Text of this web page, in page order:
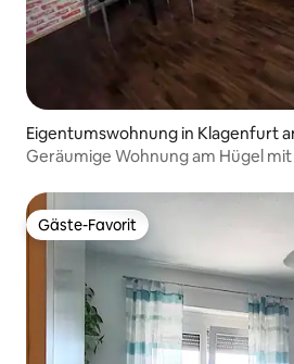
Eigentumswohnung in Klagenfurt
ee
Geräumige Wohnung am Hügel
Gäste-Favorit
Gäste-Favorit